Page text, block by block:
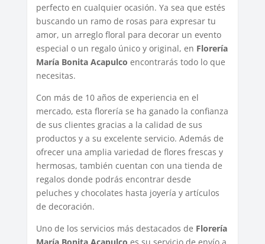
perfecto en cualquier ocasión. Ya sea que estés
buscando un ramo de rosas para expresar tu
amor, un arreglo floral para decorar un evento
especial o un regalo único y original, en Florería
María Bonita Acapulco encontrarás todo lo que
necesitas.
Con más de 10 años de experiencia en el
mercado, esta florería se ha ganado la confianza
de sus clientes gracias a la calidad de sus
productos y a su excelente servicio. Además de
ofrecer una amplia variedad de flores frescas y
hermosas, también cuentan con una tienda de
regalos donde podrás encontrar desde
peluches y chocolates hasta joyería y artículos
de decoración.
Uno de los servicios más destacados de Florería